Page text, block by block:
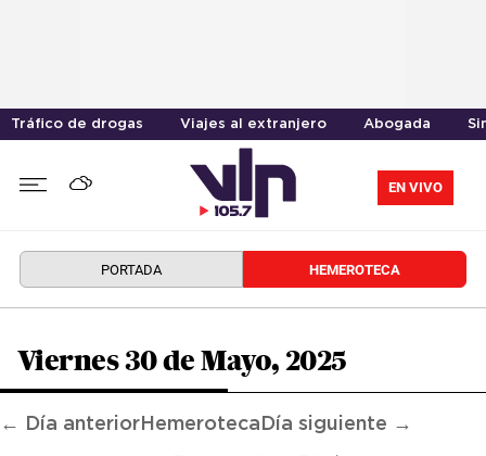
Tráfico de drogas Viajes al extranjero Abogada
EN VIVO
PORTADA HEMEROTECA
Viernes 30 de Mayo, 2025
← Día anterior Hemeroteca Día siguiente →